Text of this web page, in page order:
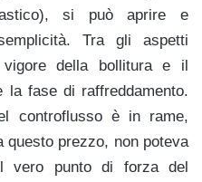
si può aprire e
Tra gli aspetti
della bollitura e il
la fase di raffreddamento.
controflusso è in rame,
questo prezzo, non poteva
vero punto di forza del